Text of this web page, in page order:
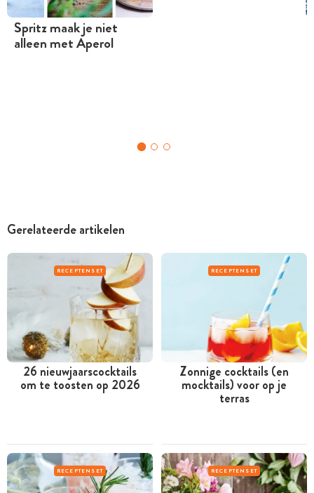
Spritz maak je niet
alleen met Aperol
Gerelateerde artikelen
RECEPTENSET
26 nieuwjaarscocktails
om te toosten op 2026
RECEPTENSET
Zonnige cocktails (en
mocktails) voor op je
terras
RECEPTENSET RECEPTENSET